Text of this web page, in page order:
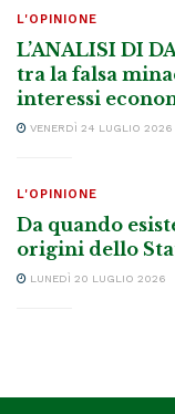
L'OPINIONE
L’ANALISI DI
tra la falsa
interessi
VENERDÌ 24 LUGLIO 2026
L'OPINIONE
Da quando
origini dello
LUNEDÌ 20 LUGLIO 2026